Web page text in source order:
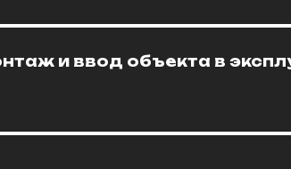
и ввод объекта в